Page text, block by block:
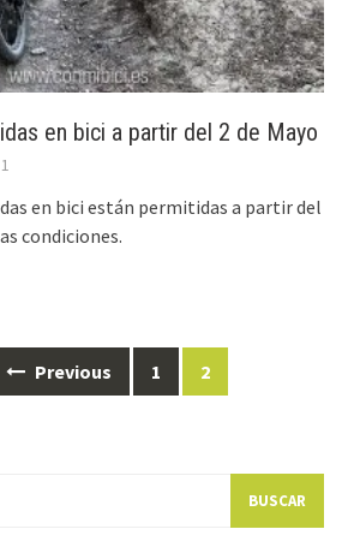
en bici a partir del 2 de Mayo
1
en bici están permitidas a partir del
condiciones.
Previous 1 2